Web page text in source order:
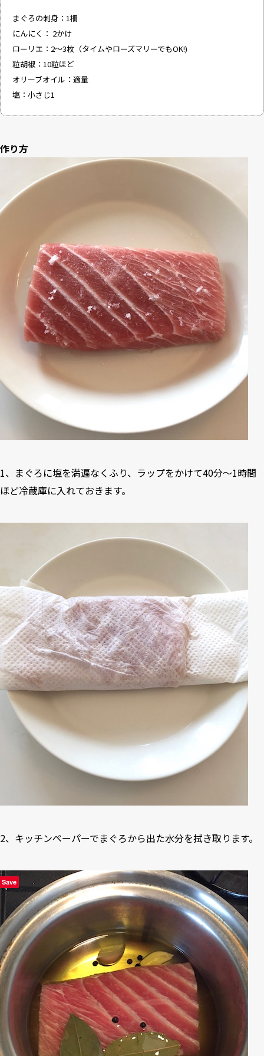
まぐろの刺身：1柵
にんにく： 2かけ
ローリエ：2〜3枚（タイムやローズマリーでもOK!)
粒胡椒：10粒ほど
オリーブオイル：適量
塩：小さじ1
作り方
1、まぐろに塩を満遍なくふり、ラップをかけて40分〜1時間
ほど冷蔵庫に入れておきます。
2、キッチンペーパーでまぐろから出た水分を拭き取ります。
Save